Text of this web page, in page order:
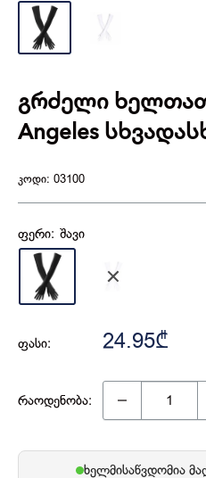
გრძელი
Angeles
კოდი: 03100
ფერი: შავი
ფასი: 24.95₾
რაოდენობა:
ხელმისაწვდომია